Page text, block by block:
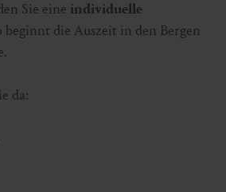
Sie eine individuelle
beginnt die Auszeit in den Bergen
da: